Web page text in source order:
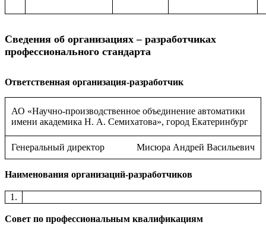
Сведения об организациях – разработчиках
профессионального стандарта
Ответственная организация-разработчик
АО «Научно-производственное объединение автоматики
имени академика Н. А. Семихатова», город Екатеринбург
Генеральный директор Мисюра Андрей Васильевич
Наименования организаций-разработчиков
1.
Совет по профессиональным квалификациям